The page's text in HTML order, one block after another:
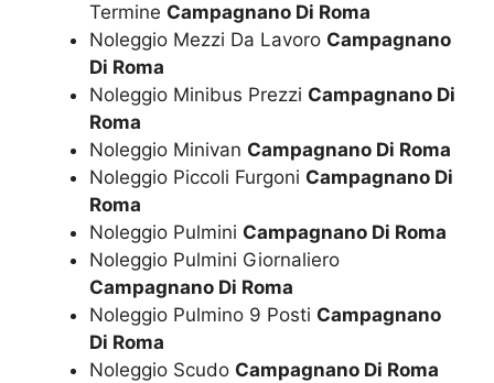
Termine Campagnano Di Roma
Noleggio Mezzi Da Lavoro Campagnano
Di Roma
Noleggio Minibus Prezzi Campagnano Di
Roma
Noleggio Minivan Campagnano Di Roma
Noleggio Piccoli Furgoni Campagnano Di
Roma
Noleggio Pulmini Campagnano Di Roma
Noleggio Pulmini Giornaliero
Campagnano Di Roma
Noleggio Pulmino 9 Posti Campagnano
Di Roma
Noleggio Scudo Campagnano Di Roma